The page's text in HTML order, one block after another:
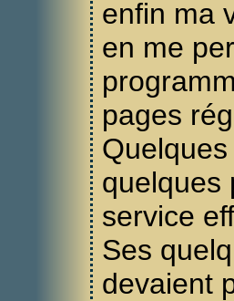
enfin ma
en me
pages
quelques
service
Ses
devaient